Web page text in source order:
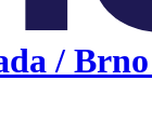
/ Brno